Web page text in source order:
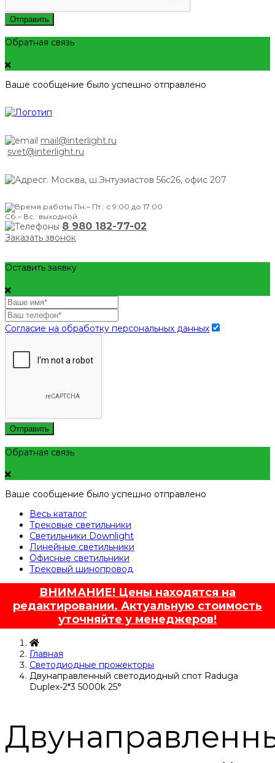
Отправить
Обратная связь
Ваше сообщение было успешно отправлено
mail@interlight.ru
svet@interlight.ru
г. Москва, ш.Энтузиастов 56с26, офис 207
Пн.– Пт.: с 9:00 до 17:00
Сб.– Вс.: выходной
8 980 182-77-02
Заказать звонок
Оставить заявку
Согласие на обработку персональных данных
Отправить
Обратная связь
Ваше сообщение было успешно отправлено
Весь каталог
Трековые светильники
Светильники Downlight
Линейные светильники
Офисные светильники
Трековый шинопровод
ВНИМАНИЕ! Цены находятся на
редактировании. Актуальную стоимость
уточняйте у менеджеров!
Главная
Светодиодные прожекторы
Двунаправленный светодиодный спот Raduga
Duplex-2*3 5000k 25°